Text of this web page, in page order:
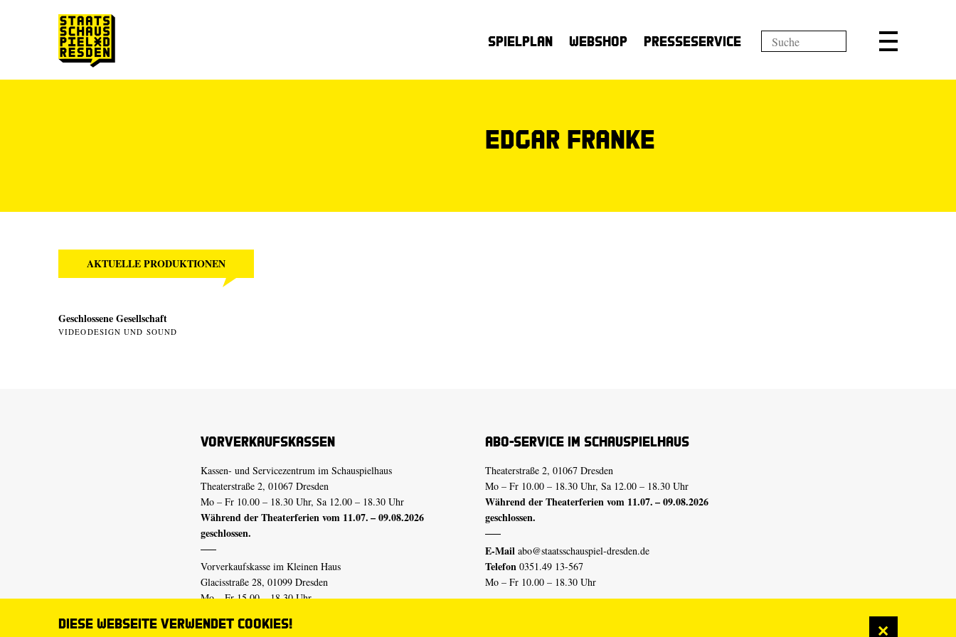
Diese Webseite verwendet Cookies!
Spielplan Webshop Presseservice
Edgar Franke
AKTUELLE PRODUKTIONEN
Geschlossene Gesellschaft
VIDEODESIGN UND SOUND
Vorverkaufskassen
Kassen- und Servicezentrum im Schauspielhaus
Theaterstraße 2, 01067 Dresden
Mo – Fr 10.00 – 18.30 Uhr, Sa 12.00 – 18.30 Uhr
Während der Theaterferien vom 11.07. – 09.08.2026
geschlossen.
Vorverkaufskasse im Kleinen Haus
Glacisstraße 28, 01099 Dresden
Mo – Fr 15.00 – 18.30 Uhr
geschlossen.
Abo-Service im Schauspielhaus
Theaterstraße 2, 01067 Dresden
Mo – Fr 10.00 – 18.30 Uhr, Sa 12.00 – 18.30 Uhr
Während der Theaterferien vom 11.07. – 09.08.2026
geschlossen.
E-Mail abo@staatsschauspiel-dresden.de
Telefon 0351.49 13-567
Mo – Fr 10.00 – 18.30 Uhr